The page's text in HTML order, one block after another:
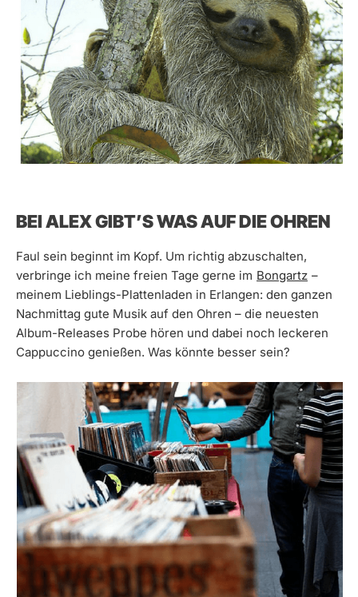
BEI ALEX GIBT’S WAS AUF DIE OHREN
Faul sein beginnt im Kopf. Um richtig abzuschalten,
verbringe ich meine freien Tage gerne im Bongartz –
meinem Lieblings-Plattenladen in Erlangen: den ganzen
Nachmittag gute Musik auf den Ohren – die neuesten
Album-Releases Probe hören und dabei noch leckeren
Cappuccino genießen. Was könnte besser sein?